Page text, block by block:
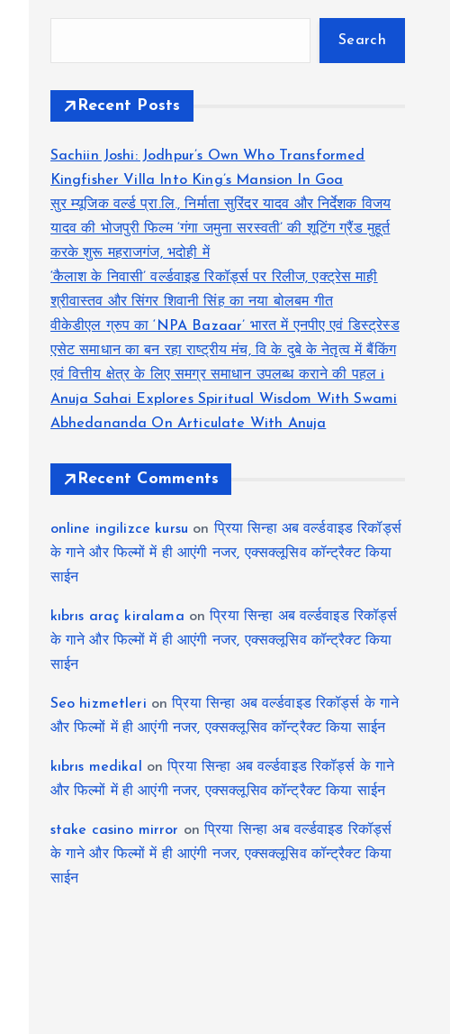
Search
Recent Posts
Sachiin Joshi: Jodhpur’s Own Who Transformed
Kingfisher Villa Into King’s Mansion In Goa
सुर म्यूजिक वर्ल्ड प्रा.लि., निर्माता सुरिंदर यादव और निर्देशक विजय
यादव की भोजपुरी फिल्म ‘गंगा जमुना सरस्वती’ की शूटिंग ग्रैंड मुहूर्त
करके शुरू महराजगंज, भदोही में
‘कैलाश के निवासी’ वर्ल्डवाइड रिकॉर्ड्स पर रिलीज, एक्ट्रेस माही
श्रीवास्तव और सिंगर शिवानी सिंह का नया बोलबम गीत
वीकेडीएल ग्रुप का ‘NPA Bazaar’ भारत में एनपीए एवं डिस्ट्रेस्ड
एसेट समाधान का बन रहा राष्ट्रीय मंच, वि के दुबे के नेतृत्व में बैंकिंग
एवं वित्तीय क्षेत्र के लिए समग्र समाधान उपलब्ध कराने की पहल i
Anuja Sahai Explores Spiritual Wisdom With Swami
Abhedananda On Articulate With Anuja
Recent Comments
online ingilizce kursu onप्रिया सिन्हा अब वर्ल्डवाइड रिकॉर्ड्स
के गाने और फिल्मों में ही आएंगी नजर, एक्सक्लूसिव कॉन्ट्रैक्ट किया
साईन
kıbrıs araç kiralama onप्रिया सिन्हा अब वर्ल्डवाइड रिकॉर्ड्स
के गाने और फिल्मों में ही आएंगी नजर, एक्सक्लूसिव कॉन्ट्रैक्ट किया
साईन
Seo hizmetleri onप्रिया सिन्हा अब वर्ल्डवाइड रिकॉर्ड्स के गाने
और फिल्मों में ही आएंगी नजर, एक्सक्लूसिव कॉन्ट्रैक्ट किया साईन
kıbrıs medikal onप्रिया सिन्हा अब वर्ल्डवाइड रिकॉर्ड्स के गाने
और फिल्मों में ही आएंगी नजर, एक्सक्लूसिव कॉन्ट्रैक्ट किया साईन
stake casino mirror onप्रिया सिन्हा अब वर्ल्डवाइड रिकॉर्ड्स
के गाने और फिल्मों में ही आएंगी नजर, एक्सक्लूसिव कॉन्ट्रैक्ट किया
साईन